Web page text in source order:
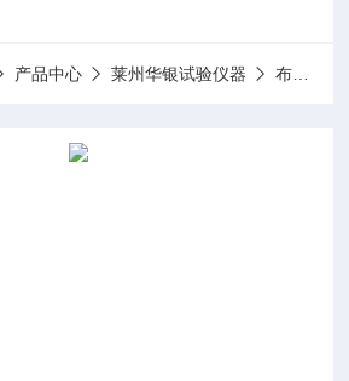
产品中心 莱州华银试验仪器 布氏硬度计